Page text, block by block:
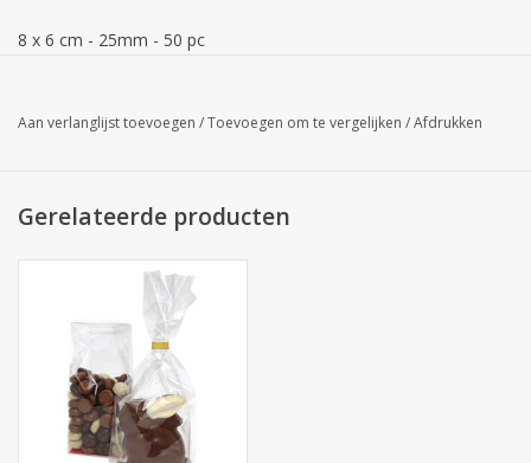
8 x 6 cm - 25mm - 50 pc
Aan verlanglijst toevoegen /Toevoegen om te vergelijken /Afdrukken
Gerelateerde producten